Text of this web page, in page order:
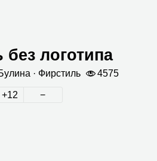
без логотипа
· Фир­стиль 4575
12